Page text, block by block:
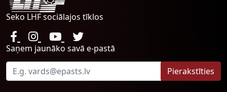
Seko LHF sociālajos tīklos
Saņem jaunāko savā e-pastā